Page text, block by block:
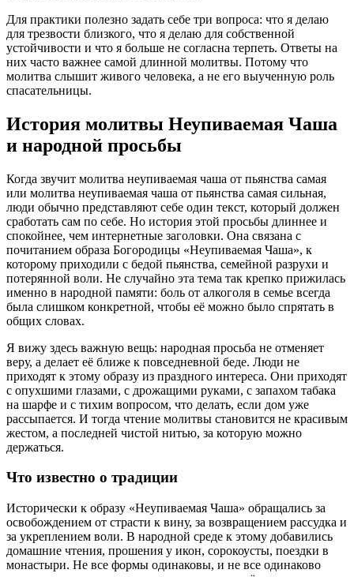
Для практики полезно задать себе три вопроса: что я делаю
для трезвости близкого, что я делаю для собственной
устойчивости и что я больше не согласна терпеть. Ответы на
них часто важнее самой длинной молитвы. Потому что
молитва слышит живого человека, а не его выученную роль
спасательницы.
История молитвы Неупиваемая Чаша
и народной просьбы
Когда звучит молитва неупиваемая чаша от пьянства самая
или молитва неупиваемая чаша от пьянства самая сильная,
люди обычно представляют себе один текст, который должен
сработать сам по себе. Но история этой просьбы длиннее и
спокойнее, чем интернетные заголовки. Она связана с
почитанием образа Богородицы «Неупиваемая Чаша», к
которому приходили с бедой пьянства, семейной разрухи и
потерянной воли. Не случайно эта тема так крепко прижилась
именно в народной памяти: боль от алкоголя в семье всегда
была слишком конкретной, чтобы её можно было спрятать в
общих словах.
Я вижу здесь важную вещь: народная просьба не отменяет
веру, а делает её ближе к повседневной беде. Люди не
приходят к этому образу из праздного интереса. Они приходят
с опухшими глазами, с дрожащими руками, с запахом табака
на шарфе и с тихим вопросом, что делать, если дом уже
рассыпается. И тогда чтение молитвы становится не красивым
жестом, а последней чистой нитью, за которую можно
держаться.
Что известно о традиции
Исторически к образу «Неупиваемая Чаша» обращались за
освобождением от страсти к вину, за возвращением рассудка и
за укреплением воли. В народной среде к этому добавились
домашние чтения, прошения у икон, сорокоусты, поездки в
монастыри. Не все формы одинаковы, и не все одинаково